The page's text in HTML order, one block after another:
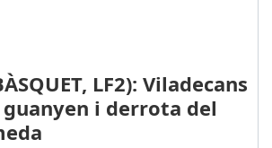
LF2): Viladecans
guanyen i derrota del